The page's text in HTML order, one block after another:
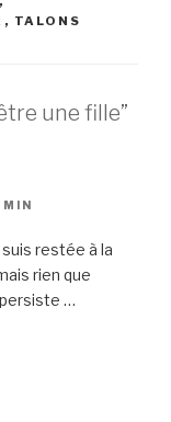
, TALONS
une fille”
suis restée à la
rien que
persiste …